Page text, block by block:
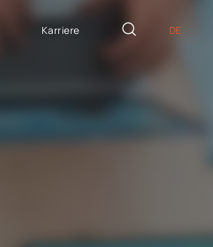
DE
Karriere